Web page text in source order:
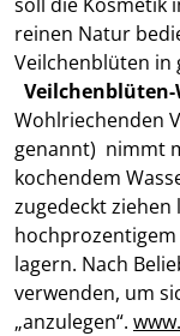
reinen Natur
Veilchenblüten in
Veilchenblüten-
Wohlriechenden
genannt) nimmt
kochendem
zugedeckt ziehen
lagern. Nach
verwenden, um
„anzulegen“.